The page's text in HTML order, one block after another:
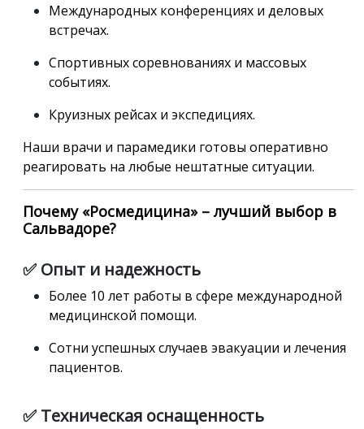
Международных конференциях и деловых
встречах.
Спортивных соревнованиях и массовых
событиях.
Круизных рейсах и экспедициях.
Наши врачи и парамедики готовы оперативно
реагировать на любые нештатные ситуации.
Почему «Росмедицина» – лучший выбор в
Сальвадоре?
✅ Опыт и надежность
Более 10 лет работы в сфере международной
медицинской помощи.
Сотни успешных случаев эвакуации и лечения
пациентов.
✅ Техническая оснащенность